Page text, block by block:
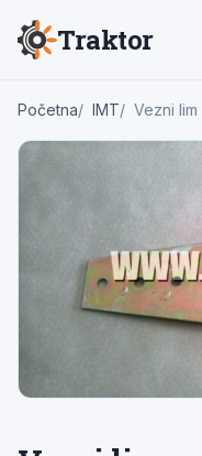
Traktor
Početna IMT Vezni